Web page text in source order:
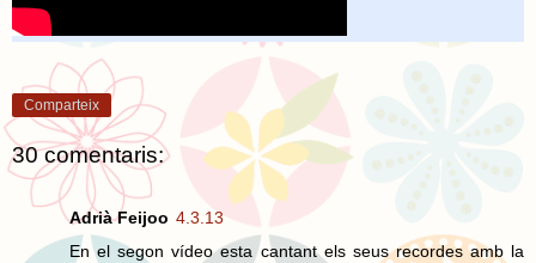
Comparteix
30 comentaris:
Adrià Feijoo 4.3.13
En el segon vídeo esta cantant els seus recordes amb la